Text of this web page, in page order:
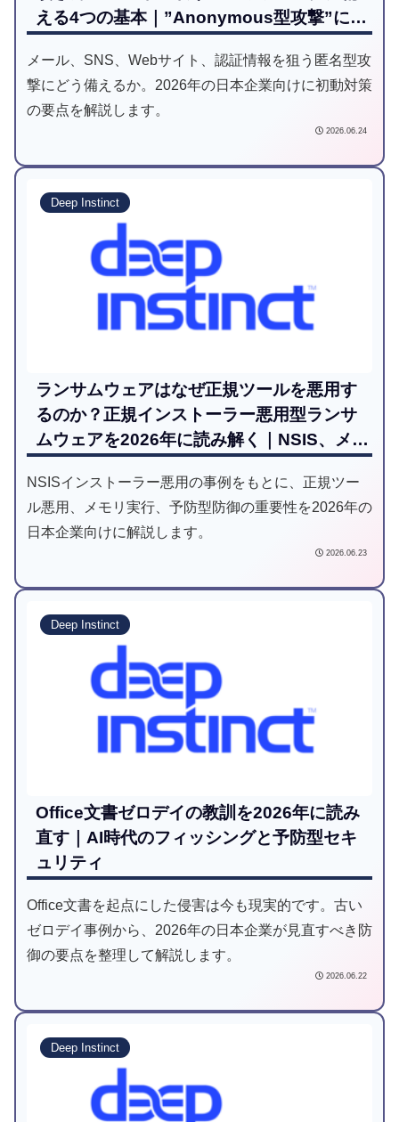
える4つの基本｜”Anonymous型攻撃”に日
メール、SNS、Webサイト、認証情報を狙う匿名型攻
撃にどう備えるか。2026年の日本企業向けに初動対策
の要点を解説します。
2026.06.24
Deep Instinct
ランサムウェアはなぜ正規ツールを悪用す
るのか？正規インストーラー悪用型ランサ
ムウェアを2026年に読み解く｜NSIS、メモ
NSISインストーラー悪用の事例をもとに、正規ツー
ル悪用、メモリ実行、予防型防御の重要性を2026年の
日本企業向けに解説します。
2026.06.23
Deep Instinct
Office文書ゼロデイの教訓を2026年に読み
直す｜AI時代のフィッシングと予防型セキ
ュリティ
Office文書を起点にした侵害は今も現実的です。古い
ゼロデイ事例から、2026年の日本企業が見直すべき防
御の要点を整理して解説します。
2026.06.22
Deep Instinct